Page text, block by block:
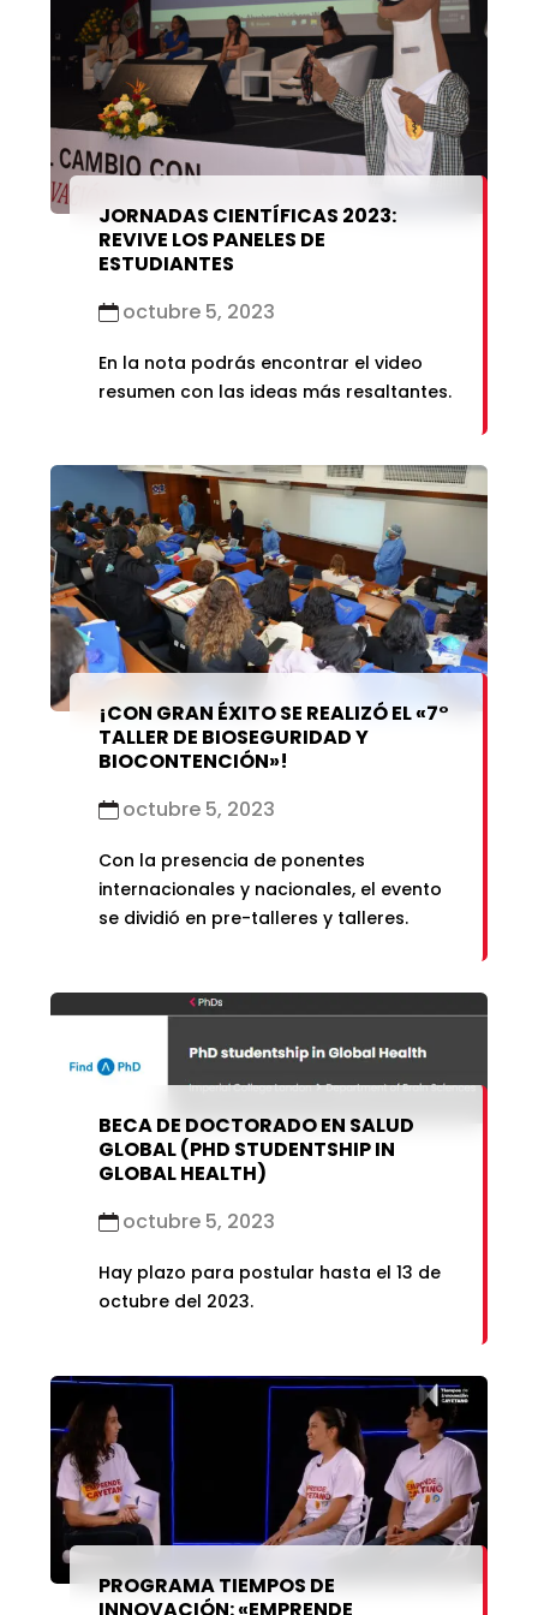
marzo 2021
febrero 2021
enero 2021
enero 2019
JORNADAS CIENTÍFICAS 2023:
REVIVE LOS PANELES DE
ESTUDIANTES
octubre 5, 2023
En la nota podrás encontrar el video
resumen con las ideas más resaltantes.
¡CON GRAN ÉXITO SE REALIZÓ EL «7°
TALLER DE BIOSEGURIDAD Y
BIOCONTENCIÓN»!
octubre 5, 2023
Con la presencia de ponentes
internacionales y nacionales, el evento
se dividió en pre-talleres y talleres.
BECA DE DOCTORADO EN SALUD
GLOBAL (PHD STUDENTSHIP IN
GLOBAL HEALTH)
octubre 5, 2023
Hay plazo para postular hasta el 13 de
octubre del 2023.
PROGRAMA TIEMPOS DE